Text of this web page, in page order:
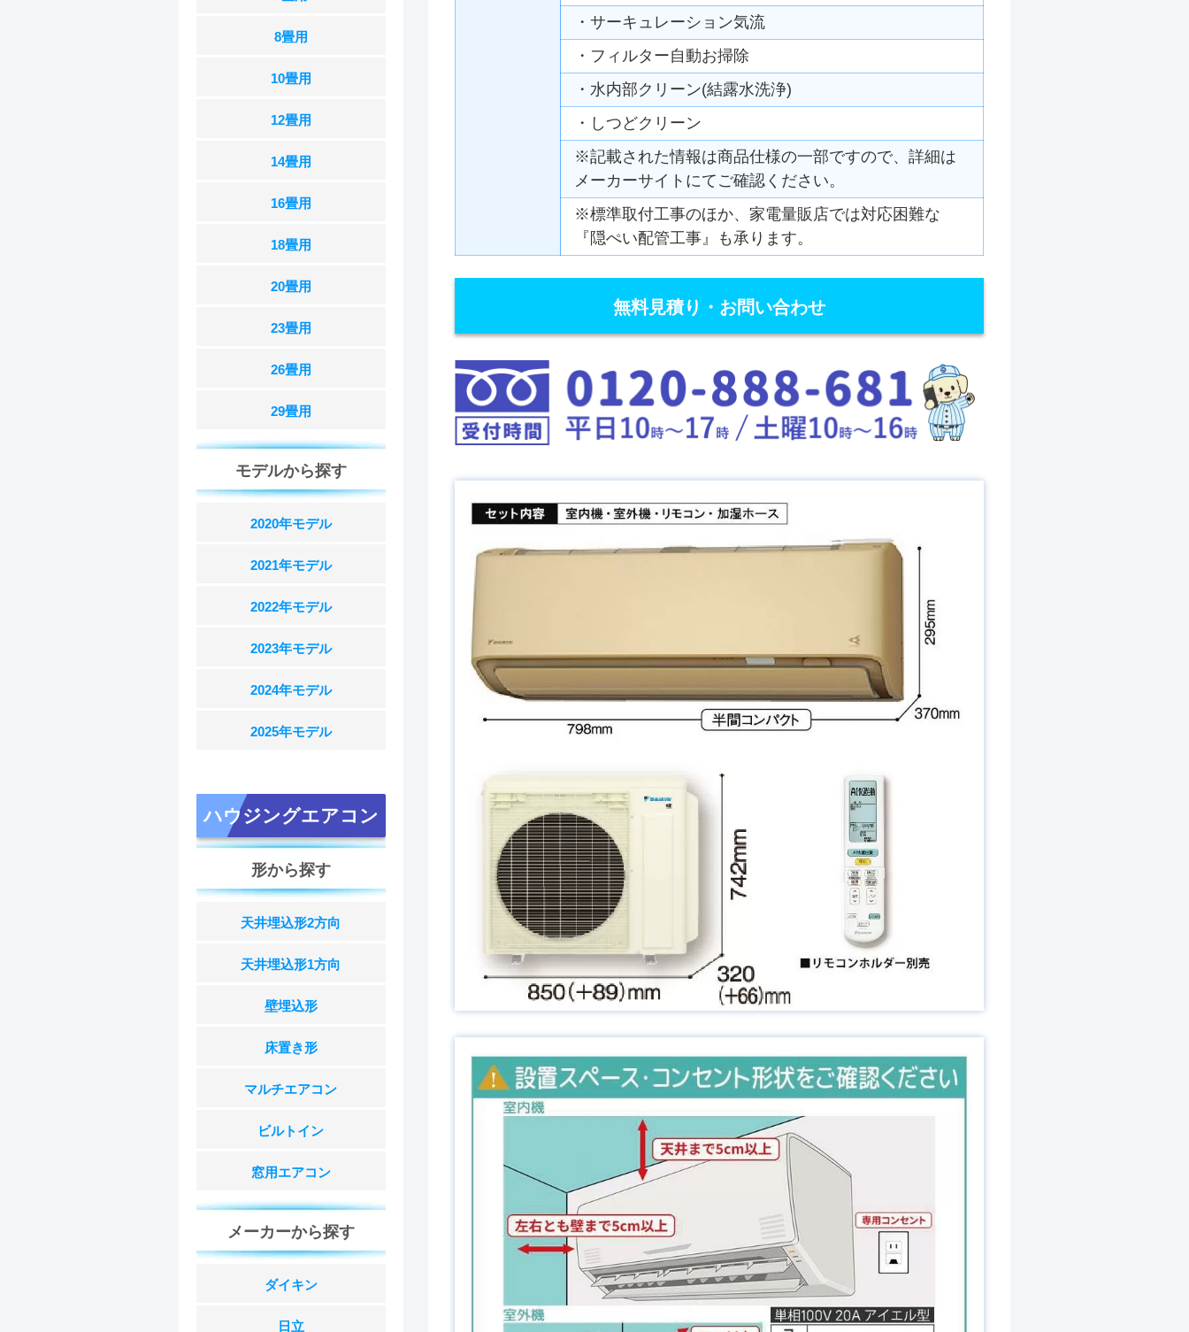
・サーキュレーション気流
・フィルター自動お掃除
・水内部クリーン(結露水洗浄)
・しつどクリーン
※記載された情報は商品仕様の一部ですので、詳細は
メーカーサイトにてご確認ください。
※標準取付工事のほか、家電量販店では対応困難な
『隠ぺい配管工事』も承ります。
無料見積り・お問い合わせ
8畳用
10畳用
12畳用
14畳用
16畳用
18畳用
20畳用
23畳用
26畳用
29畳用
モデルから探す
2020年モデル
2021年モデル
2022年モデル
2023年モデル
2024年モデル
2025年モデル
ハウジングエアコン
形から探す
天井埋込形2方向
天井埋込形1方向
壁埋込形
床置き形
マルチエアコン
ビルトイン
窓用エアコン
メーカーから探す
ダイキン
日立